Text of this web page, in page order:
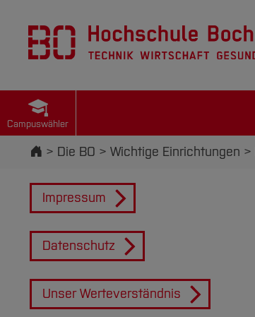
Campuswähler
Startseite
Die BO Wichtige Einrichtungen
Impressum
Datenschutz
Unser Werteverständnis